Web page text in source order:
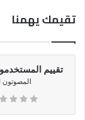
تقيمك يهمنا
تقييم
المصوتون !